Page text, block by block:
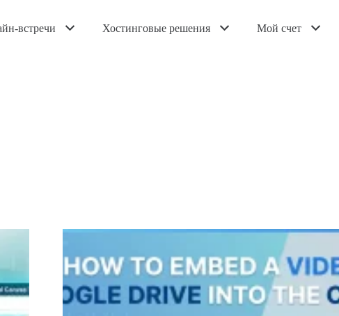
встречи Хостинговые решения Мой счет